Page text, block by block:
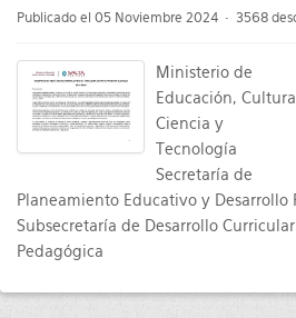
Publicado el 05 Noviembre 2024 3568
Ministerio de
Educación,
Ciencia y
Tecnología
Secretaría de
Planeamiento Educativo y Desarrollo
Subsecretaría de Desarrollo
Pedagógica